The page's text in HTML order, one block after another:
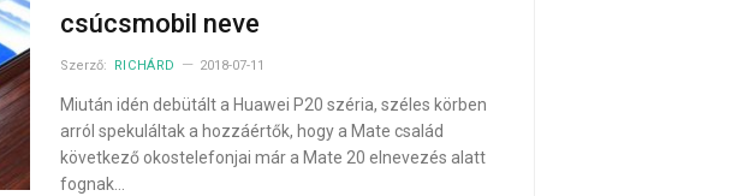
csúcsmobil neve
Szerző: RICHÁRD 2018-07-11
Miután idén debütált a Huawei P20 széria, széles körben
arról spekuláltak a hozzáértők, hogy a Mate család
következő okostelefonjai már a Mate 20 elnevezés alatt
fognak…